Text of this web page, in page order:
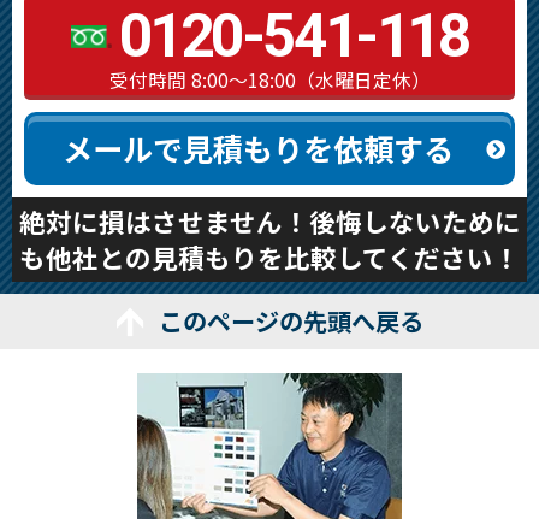
0120-541-118
受付時間 8:00～18:00（水曜日定休）
メールで見積もりを依頼する
絶対に損はさせません！後悔しないために
も他社との見積もりを比較してください！
このページの先頭へ戻る